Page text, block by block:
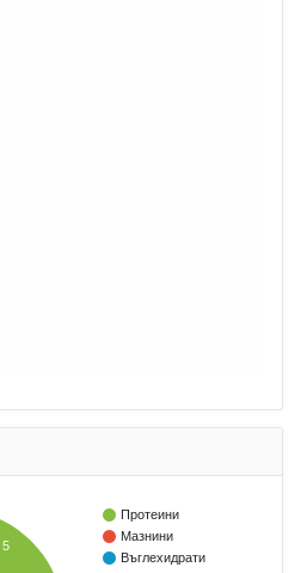
Протеини
Мазнини
Въглехидрати
5